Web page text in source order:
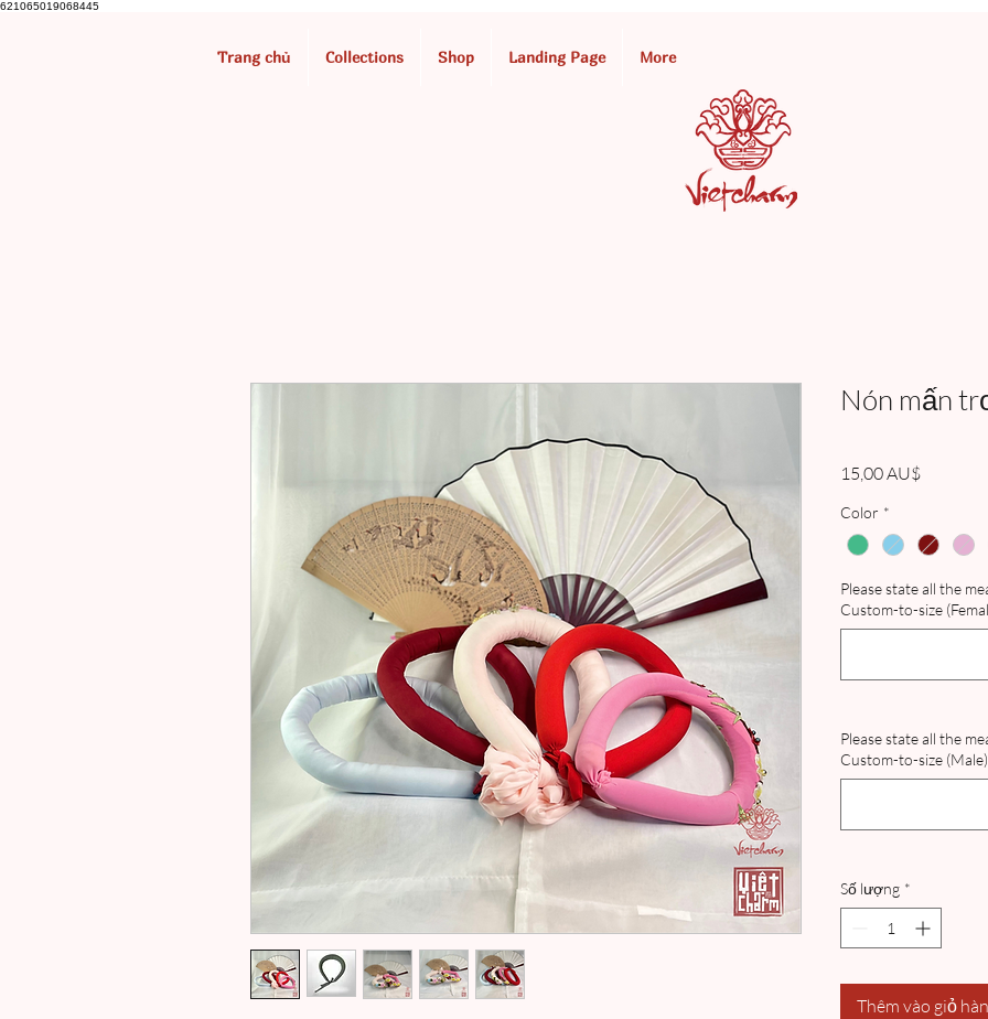
621065019068445
Trang chủ Collections Shop Landing Page More
Nón mấn
15,00 AU$Giá
Color *
Please state all the
Custom-to-size
Please state all the
Custom-to-size
Số lượng *
Thêm vào giỏ